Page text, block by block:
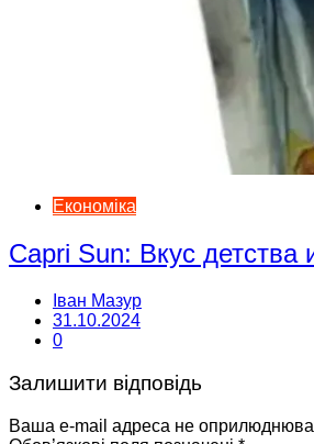
Економіка
Capri Sun: Вкус детства
Іван Мазур
31.10.2024
0
Залишити відповідь
Ваша e-mail адреса не